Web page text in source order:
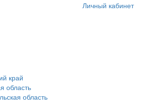
Личный кабинет
край
область
область